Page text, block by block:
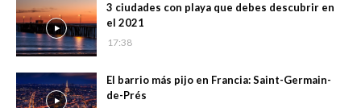
3 ciudades con playa que debes descubrir en
el 2021
17:38
El barrio más pijo en Francia: Saint-Germain-
de-Prés